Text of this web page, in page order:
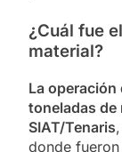
¿Cuál fue
material?
La operación
toneladas
SIAT/Tenaris
donde